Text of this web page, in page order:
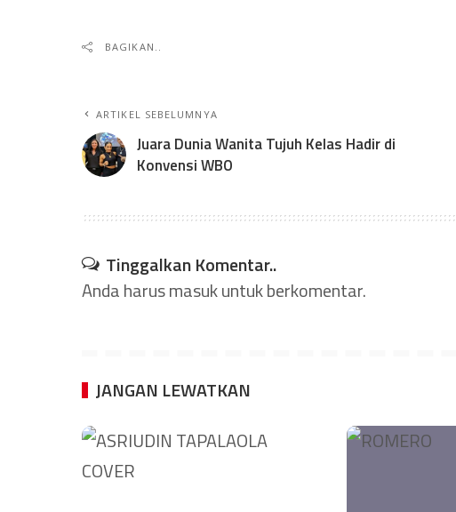
BAGIKAN..
ARTIKEL SEBELUMNYA
Juara Dunia Wanita Tujuh Kelas Hadir di
Konvensi WBO
Tinggalkan Komentar..
Anda harusmasukuntuk berkomentar.
JANGAN LEWATKAN